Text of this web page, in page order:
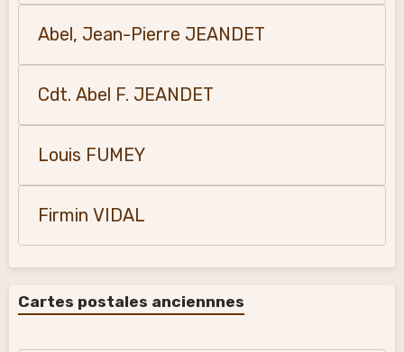
Abel, Jean-Pierre JEANDET
Cdt. Abel F. JEANDET
Louis FUMEY
Firmin VIDAL
Cartes postales anciennnes